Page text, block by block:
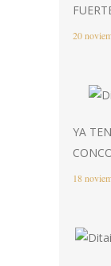
20
YA
18